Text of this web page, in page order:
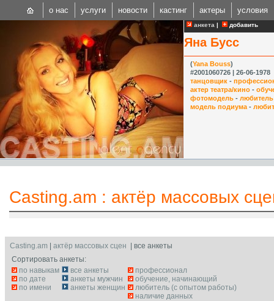
анкета | добавить
Яна Бусс
(Yana Bouss)
#2001060726 | 26-06-1978
танцовщик -
актер театра/кино -
фотомодель -
модель подиума -
Casting.am : актёр массовых
Casting.am актёр массовых сцен | все анкеты
Сортировать анкеты:
по навыкам
по дате
по имени
все анкеты
анкеты мужчин
анкеты женщин
профессионал
обучение, начинающий
любитель (с опытом работы)
наличие данных
о нас услуги новости кастинг актеры условия